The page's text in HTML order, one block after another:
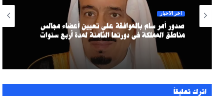
آخر الأخبار
صدور أمر سام بالموافقة على تعيين أعضاء مجالس
مناطق المملكة في دورتها الثامنة لمدة أربع سنوات
اترك تعليقاً